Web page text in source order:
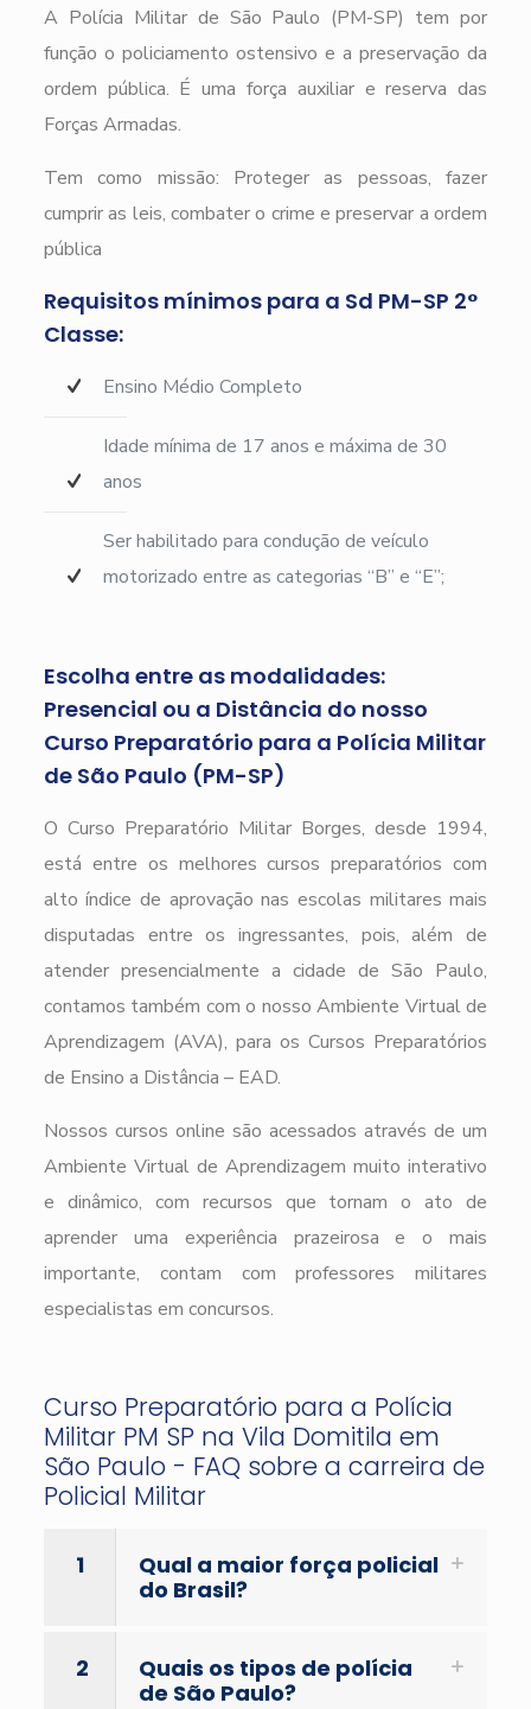
A Polícia Militar de São Paulo (PM-SP) tem por
função o policiamento ostensivo e a preservação da
ordem pública. É uma força auxiliar e reserva das
Forças Armadas.
Tem como missão: Proteger as pessoas, fazer
cumprir as leis, combater o crime e preservar a ordem
pública
Requisitos mínimos para a Sd PM-SP 2°
Classe:
Ensino Médio Completo
Idade mínima de 17 anos e máxima de 30
anos
Ser habilitado para condução de veículo
motorizado entre as categorias “B” e “E”;
Escolha entre as modalidades:
Presencial ou a Distância do nosso
Curso Preparatório para a Polícia Militar
de São Paulo (PM-SP)
O Curso Preparatório Militar Borges, desde 1994,
está entre os melhores cursos preparatórios com
alto índice de aprovação nas escolas militares mais
disputadas entre os ingressantes, pois, além de
atender presencialmente a cidade de São Paulo,
contamos também com o nosso Ambiente Virtual de
Aprendizagem (AVA), para os Cursos Preparatórios
de Ensino a Distância – EAD.
Nossos cursos online são acessados através de um
Ambiente Virtual de Aprendizagem muito interativo
e dinâmico, com recursos que tornam o ato de
aprender uma experiência prazeirosa e o mais
importante, contam com professores militares
especialistas em concursos.
Curso Preparatório para a Polícia
Militar PM SP na Vila Domitila em
São Paulo - FAQ sobre a carreira de
Policial Militar
1
Qual a maior força policial
do Brasil?
2
Quais os tipos de polícia
de São Paulo?